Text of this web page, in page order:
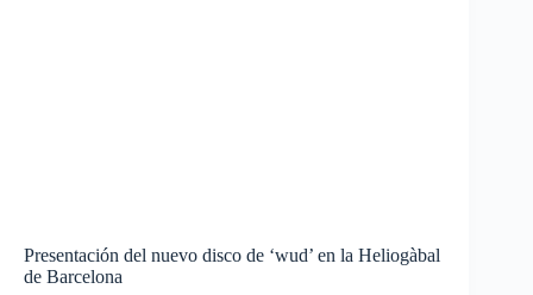
Presentación del nuevo disco de ‘wud’ en la Heliogàbal
de Barcelona